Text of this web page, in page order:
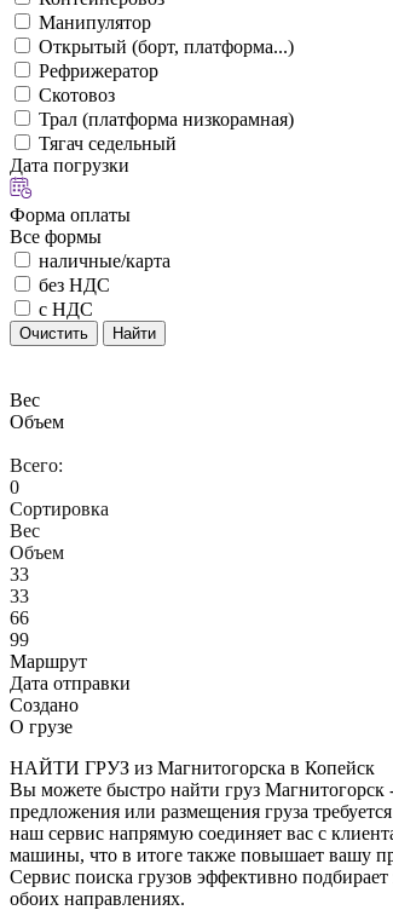
Манипулятор
Открытый (борт, платформа...)
Рефрижератор
Скотовоз
Трал (платформа низкорамная)
Тягач седельный
Дата погрузки
Форма оплаты
Все формы
наличные/карта
без НДС
с НДС
Очистить Найти
Вес
Объем
Всего:
0
Сортировка
Вес
Объем
33
33
66
99
Маршрут
Дата отправки
Создано
О грузе
НАЙТИ ГРУЗ из Магнитогорска в Копейск
Вы можете быстро найти груз Магнитогорск
предложения или размещения груза
наш сервис напрямую соединяет вас с
машины, что в итоге также повышает вашу
Сервис поиска грузов эффективно
обоих направлениях.